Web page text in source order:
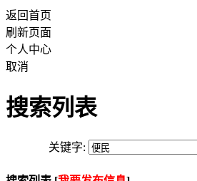
返回首页
刷新页面
个人中心
取消
搜索列表
关键字: